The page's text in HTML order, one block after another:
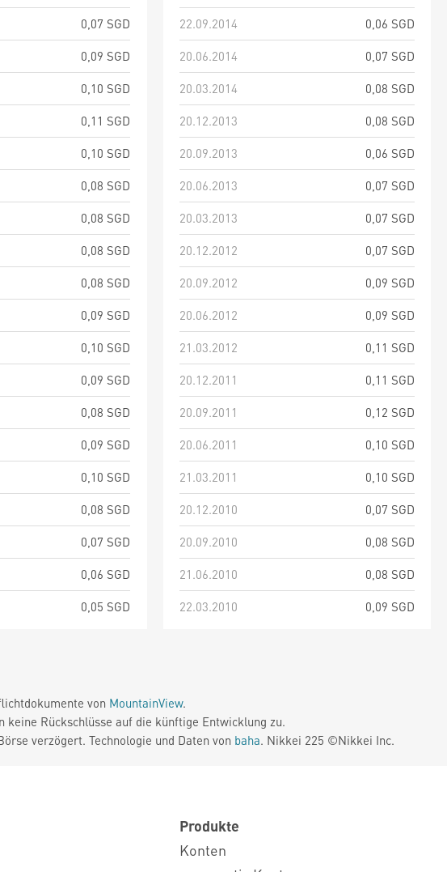
0,07 SGD
0,09 SGD
0,10 SGD
0,11 SGD
0,10 SGD
0,08 SGD
0,08 SGD
0,08 SGD
0,08 SGD
0,09 SGD
0,10 SGD
0,09 SGD
0,08 SGD
0,09 SGD
0,10 SGD
0,08 SGD
0,07 SGD
0,06 SGD
0,05 SGD
22.09.2014
0,06 SGD
20.06.2014
0,07 SGD
20.03.2014
0,08 SGD
20.12.2013
0,08 SGD
20.09.2013
0,06 SGD
20.06.2013
0,07 SGD
20.03.2013
0,07 SGD
20.12.2012
0,07 SGD
20.09.2012
0,09 SGD
20.06.2012
0,09 SGD
21.03.2012
0,11 SGD
20.12.2011
0,11 SGD
20.09.2011
0,12 SGD
20.06.2011
0,10 SGD
21.03.2011
0,10 SGD
20.12.2010
0,07 SGD
20.09.2010
0,08 SGD
21.06.2010
0,08 SGD
22.03.2010
0,09 SGD
von MountainView.
keine Rückschlüsse auf die künftige Entwicklung zu.
verzögert. Technologie und Daten von baha. Nikkei 225 ©Nikkei Inc.
Produkte
Konten